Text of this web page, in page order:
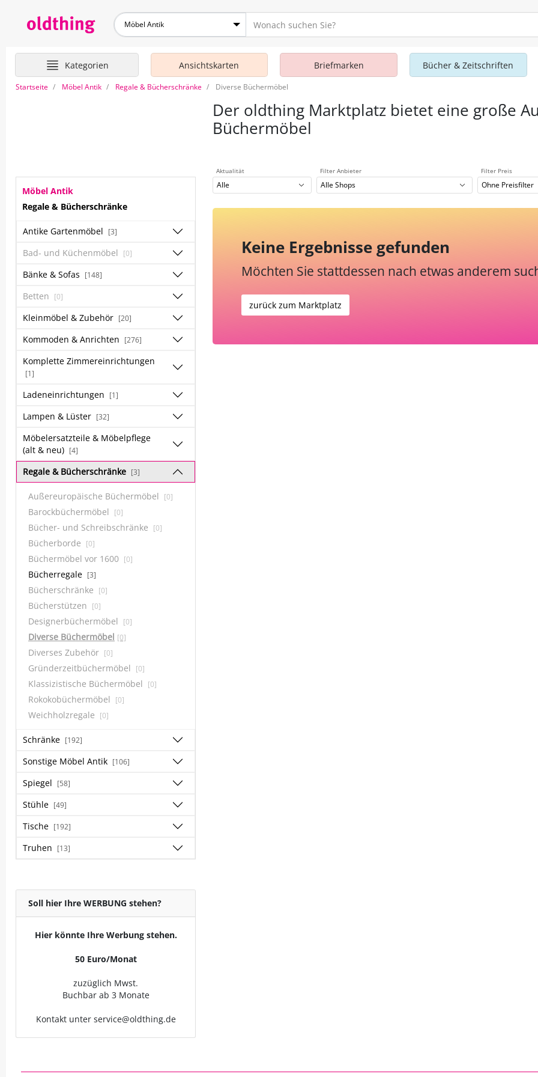
Möbel Antik
Kategorien Ansichtskarten Briefmarken Bücher & Zeitschriften
Startseite Möbel Antik Regale & Bücherschränke Diverse Büchermöbel
Der oldthing Marktplatz bietet eine große
Büchermöbel
Möbel Antik
Regale & Bücherschränke
Antike Gartenmöbel [3]
Bad- und Küchenmöbel [0]
Bänke & Sofas [148]
Betten [0]
Kleinmöbel & Zubehör [20]
Kommoden & Anrichten [276]
Komplette Zimmereinrichtungen
[1]
Ladeneinrichtungen [1]
Lampen & Lüster [32]
Möbelersatzteile & Möbelpflege
(alt & neu) [4]
Regale & Bücherschränke [3]
Außereuropäische Büchermöbel [0]
Barockbüchermöbel [0]
Bücher- und Schreibschränke [0]
Bücherborde [0]
Büchermöbel vor 1600 [0]
Bücherregale [3]
Bücherschränke [0]
Bücherstützen [0]
Designerbüchermöbel [0]
Diverse Büchermöbel [0]
Diverses Zubehör [0]
Gründerzeitbüchermöbel [0]
Klassizistische Büchermöbel [0]
Rokokobüchermöbel [0]
Weichholzregale [0]
Schränke [192]
Sonstige Möbel Antik [106]
Spiegel [58]
Stühle [49]
Tische [192]
Truhen [13]
Soll hier Ihre WERBUNG stehen?
Hier könnte Ihre Werbung stehen.
50 Euro/Monat
zuzüglich Mwst.
Buchbar ab 3 Monate
Kontakt unter service@oldthing.de
Aktualität
Alle
Filter Anbieter
Alle Shops
Filter Preis
Ohne Preisfilter
Keine Ergebnisse gefunden
Möchten Sie stattdessen nach etwas anderem
zurück zum Marktplatz